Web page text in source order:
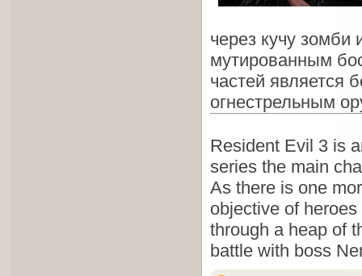
через кучу зомби
мутированным
частей является
огнестрельным
Resident Evil 3 is
series the main
As there is one
objective of
through a heap of
battle with boss